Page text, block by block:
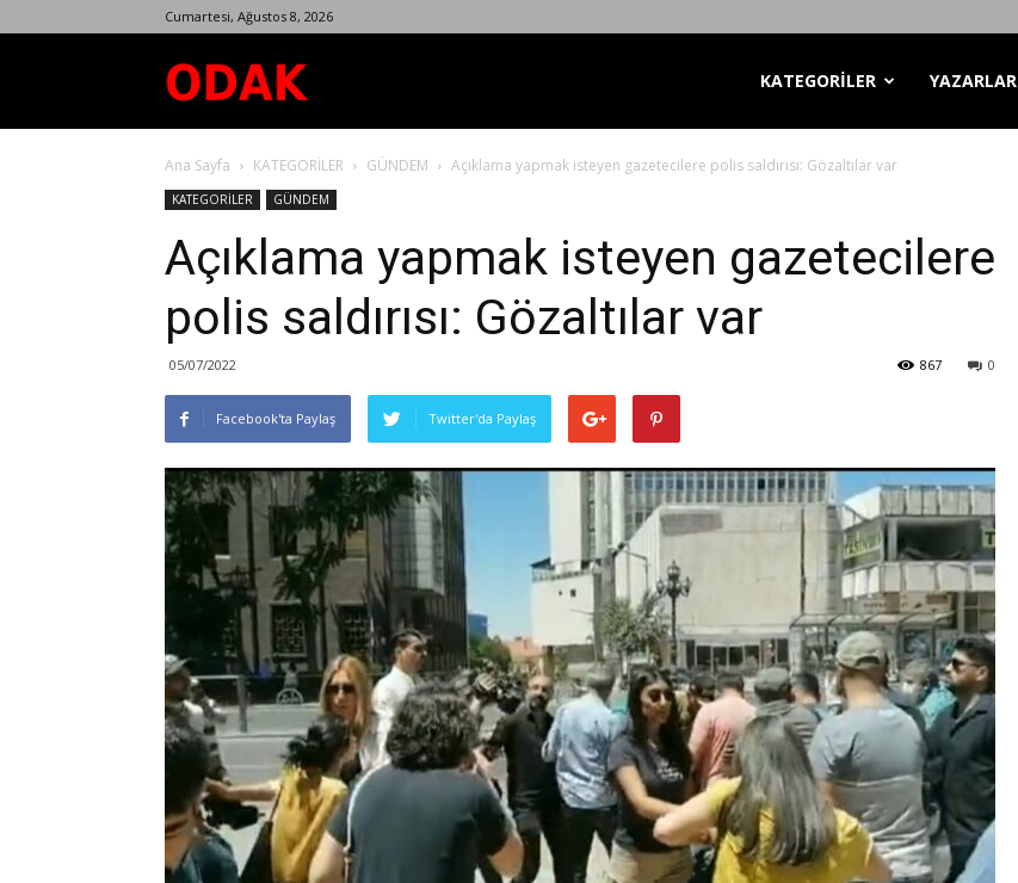
Cumartesi, Ağustos 8, 2026
Dergisi
KATEGORİLER YAZARLAR
Ana Sayfa KATEGORİLER GÜNDEM Açıklama yapmak isteyen gazetecilere polis saldırısı: Gözaltılar var
KATEGORİLER GÜNDEM
Açıklama yapmak isteyen gazetecilere
polis saldırısı: Gözaltılar var
05/07/2022 0
867
Facebook'ta Paylaş Twitter'da Paylaş